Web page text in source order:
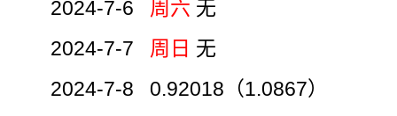
2024-7-6 周六 无
2024-7-7 周日 无
2024-7-8 0.92018（1.0867）